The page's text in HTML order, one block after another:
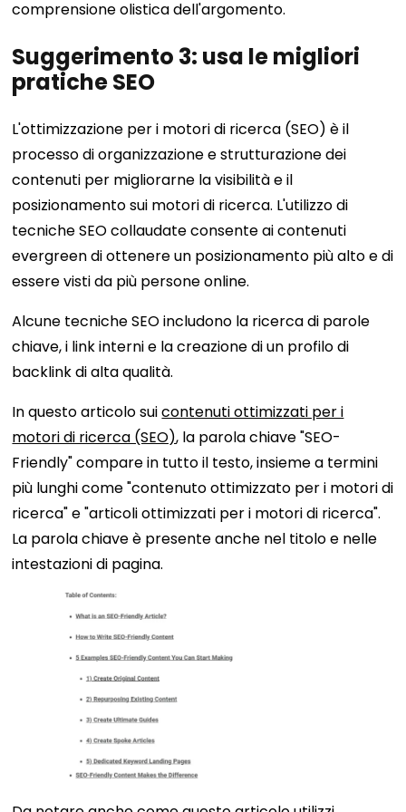
comprensione olistica dell'argomento.
Suggerimento 3: usa le migliori
pratiche SEO
L'ottimizzazione per i motori di ricerca (SEO) è il
processo di organizzazione e strutturazione dei
contenuti per migliorarne la visibilità e il
posizionamento sui motori di ricerca. L'utilizzo di
tecniche SEO collaudate consente ai contenuti
evergreen di ottenere un posizionamento più alto e di
essere visti da più persone online.
Alcune tecniche SEO includono la ricerca di parole
chiave, i link interni e la creazione di un profilo di
backlink di alta qualità.
In questo articolo suicontenuti ottimizzati per i
motori di ricerca (SEO), la parola chiave "SEO-
Friendly" compare in tutto il testo, insieme a termini
più lunghi come "contenuto ottimizzato per i motori di
ricerca" e "articoli ottimizzati per i motori di ricerca".
La parola chiave è presente anche nel titolo e nelle
intestazioni di pagina.